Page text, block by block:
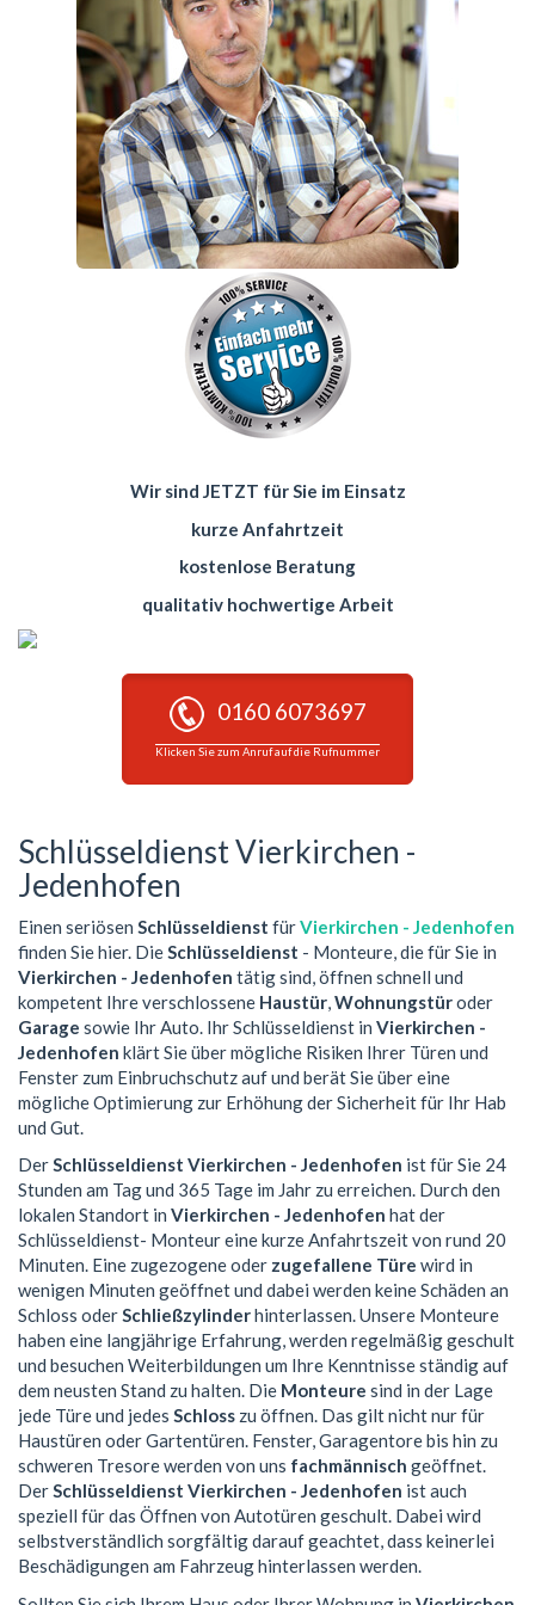
Wir sind JETZT für Sie im Einsatz
kurze Anfahrtzeit
kostenlose Beratung
qualitativ hochwertige Arbeit
0160 6073697
Klicken Sie zum Anruf auf die Rufnummer
Schlüsseldienst Vierkirchen -
Jedenhofen
Einen seriösen Schlüsseldienst fürVierkirchen - Jedenhofen
finden Sie hier. DieSchlüsseldienst - Monteure, die für Sie in
Vierkirchen - Jedenhofen tätig sind, öffnen schnell und
kompetent Ihre verschlossene Haustür,Wohnungstüroder
Garage sowie Ihr Auto. Ihr Schlüsseldienst in Vierkirchen -
Jedenhofen klärt Sie über mögliche Risiken Ihrer Türen und
Fenster zum Einbruchschutz auf und berät Sie über eine
mögliche Optimierung zur Erhöhung der Sicherheit für Ihr Hab
und Gut.
DerSchlüsseldienst Vierkirchen - Jedenhofen ist für Sie 24
Stunden am Tag und 365 Tage im Jahr zu erreichen. Durch den
lokalen Standort in Vierkirchen - Jedenhofen hat der
Schlüsseldienst- Monteur eine kurze Anfahrtszeit von rund 20
Minuten. Eine zugezogene oder zugefallene Türe wird in
wenigen Minuten geöffnet und dabei werden keine Schäden an
Schloss oderSchließzylinderhinterlassen. Unsere Monteure
haben eine langjährige Erfahrung, werden regelmäßig geschult
und besuchen Weiterbildungen um Ihre Kenntnisse ständig auf
dem neusten Stand zu halten. Die Monteure sind in der Lage
jede Türe und jedes Schloss zu öffnen. Das gilt nicht nur für
Haustüren oder Gartentüren. Fenster, Garagentore bis hin zu
schweren Tresore werden von uns fachmännisch geöffnet.
DerSchlüsseldienst Vierkirchen - Jedenhofen ist auch
speziell für das Öffnen von Autotüren geschult. Dabei wird
selbstverständlich sorgfältig darauf geachtet, dass keinerlei
Beschädigungen am Fahrzeug hinterlassen werden.